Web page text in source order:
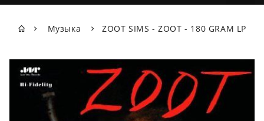
Музыка ZOOT SIMS - ZOOT - 180 GRAM LP